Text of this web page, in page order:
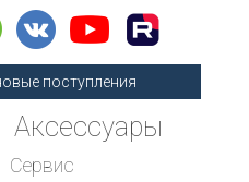
поступления
Аксессуары
Сервис